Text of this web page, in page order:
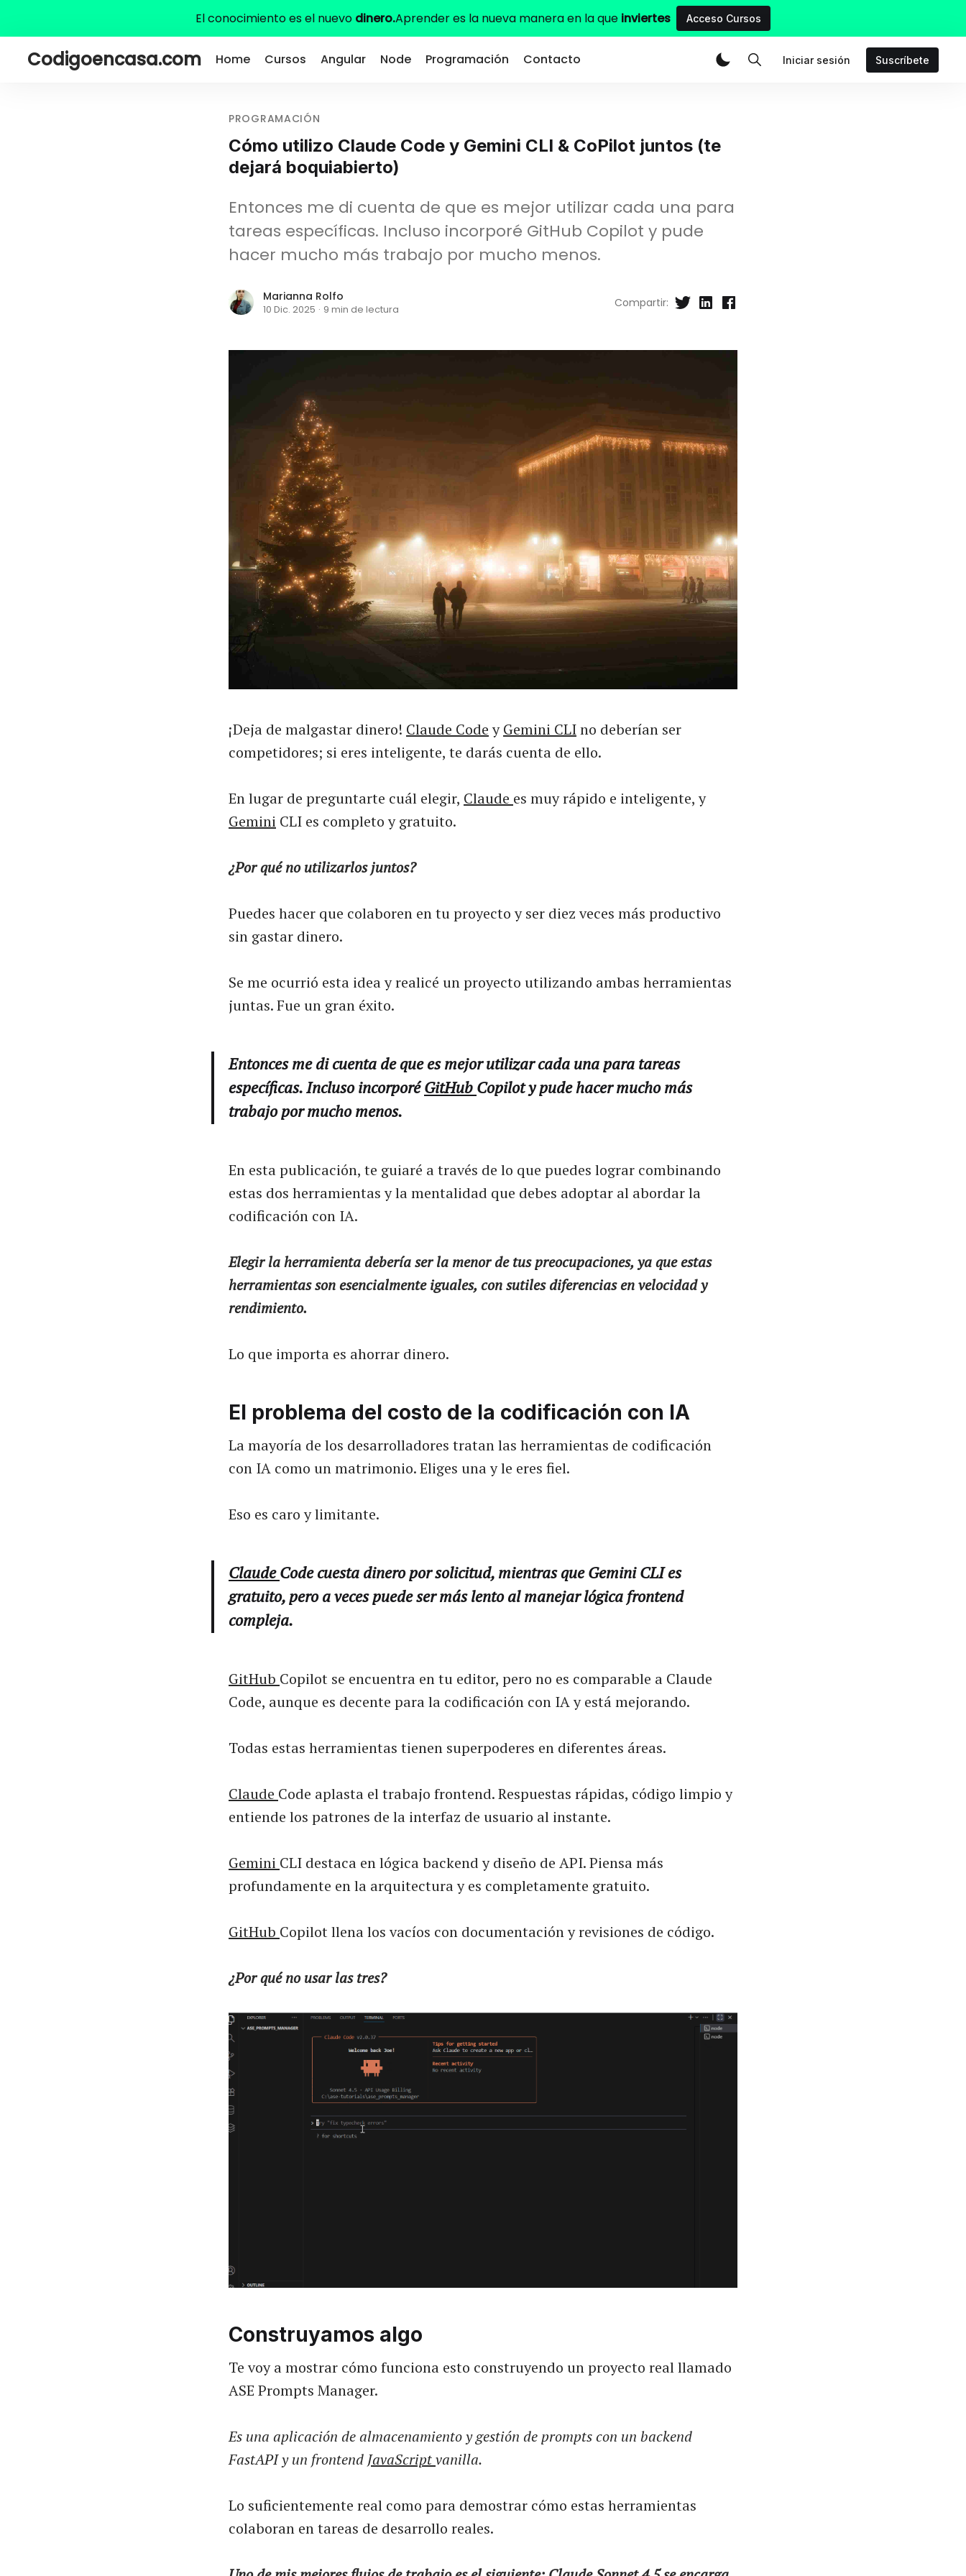
El conocimiento es el nuevo dinero.Aprender es la nueva manera en la que inviertes Acceso Cursos
Codigoencasa.com Home Cursos Angular Node Programación Contacto Iniciar sesión Suscríbete
PROGRAMACIÓN
Cómo utilizo Claude Code y Gemini CLI & CoPilot juntos (te
dejará boquiabierto)
Entonces me di cuenta de que es mejor utilizar cada una para
tareas específicas. Incluso incorporé GitHub Copilot y pude
hacer mucho más trabajo por mucho menos.
Marianna Rolfo
10 Dic. 2025 · 9 min de lectura Compartir:
¡Deja de malgastar dinero! Claude CodeyGemini CLIno deberían ser
competidores; si eres inteligente, te darás cuenta de ello.
En lugar de preguntarte cuál elegir, Claude es muy rápido e inteligente, y
Gemini CLI es completo y gratuito.
¿Por qué no utilizarlos juntos?
Puedes hacer que colaboren en tu proyecto y ser diez veces más productivo
sin gastar dinero.
Se me ocurrió esta idea y realicé un proyecto utilizando ambas herramientas
juntas. Fue un gran éxito.
Entonces me di cuenta de que es mejor utilizar cada una para tareas
específicas. Incluso incorporéGitHub Copilot y pude hacer mucho más
trabajo por mucho menos.
En esta publicación, te guiaré a través de lo que puedes lograr combinando
estas dos herramientas y la mentalidad que debes adoptar al abordar la
codificación con IA.
Elegir la herramienta debería ser la menor de tus preocupaciones, ya que estas
herramientas son esencialmente iguales, con sutiles diferencias en velocidad y
rendimiento.
Lo que importa es ahorrar dinero.
El problema del costo de la codificación con IA
La mayoría de los desarrolladores tratan las herramientas de codificación
con IA como un matrimonio. Eliges una y le eres fiel.
Eso es caro y limitante.
ClaudeCode cuesta dinero por solicitud, mientras que Gemini CLI es
gratuito, pero a veces puede ser más lento al manejar lógica frontend
compleja.
GitHub Copilot se encuentra en tu editor, pero no es comparable a Claude
Code, aunque es decente para la codificación con IA y está mejorando.
Todas estas herramientas tienen superpoderes en diferentes áreas.
Claude Code aplasta el trabajo frontend. Respuestas rápidas, código limpio y
entiende los patrones de la interfaz de usuario al instante.
Gemini CLI destaca en lógica backend y diseño de API. Piensa más
profundamente en la arquitectura y es completamente gratuito.
GitHub Copilot llena los vacíos con documentación y revisiones de código.
¿Por qué no usar las tres?
Construyamos algo
Te voy a mostrar cómo funciona esto construyendo un proyecto real llamado
ASE Prompts Manager.
Es una aplicación de almacenamiento y gestión de prompts con un backend
FastAPI y un frontend JavaScriptvanilla.
Lo suficientemente real como para demostrar cómo estas herramientas
colaboran en tareas de desarrollo reales.